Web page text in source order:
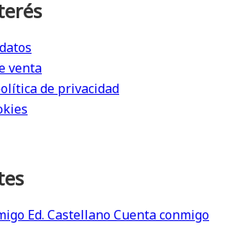
venta
de privacidad
Cuenta conmigo